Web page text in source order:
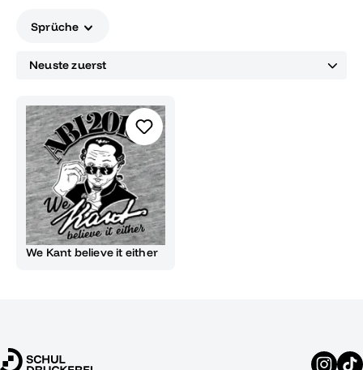
Sprüche
We Kant believe it either